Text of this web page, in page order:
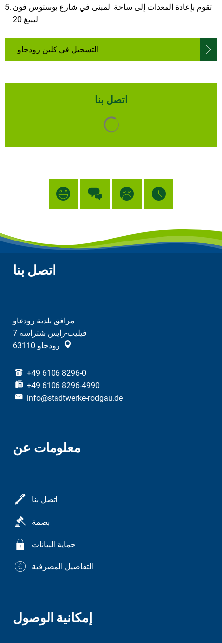
تقوم بإعادة المعدات إلى ساحة المبنى في شارع يوستوس فون
ليبيغ 20
التسجيل في كلين رودجاو
اتصل بنا
اتصل بنا
مرافق بلدية رودغاو
فيليب-رايس شتراسه 7
63110 رودجاو
+49 6106 8296-0
+49 6106 8296-4990
info@stadtwerke-rodgau.de
معلومات عن
اتصل بنا
بصمة
حماية البيانات
التفاصيل المصرفية
إمكانية الوصول